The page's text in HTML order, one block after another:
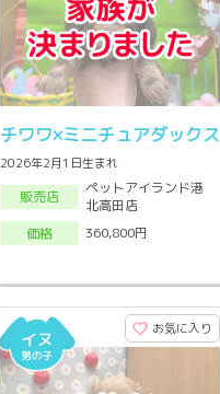
チワワ×ミニチュアダックス
2026年2月1日生まれ
販売店
ペットアイランド港
北高田店
価格
360,800円
お気に入り